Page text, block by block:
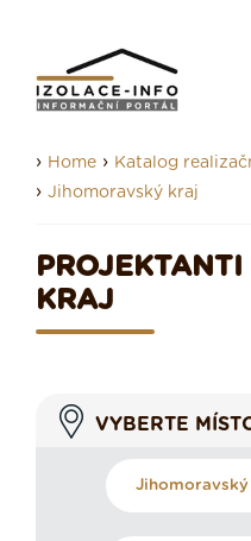
› Home › Katalog
› Jihomoravský kraj
KRAJ
VYBERTE